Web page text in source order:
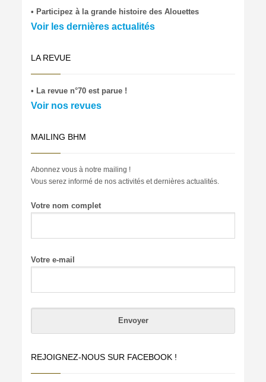
• Participez à la grande histoire des Alouettes
Voir les dernières actualités
LA REVUE
• La revue n°70 est parue !
Voir nos revues
MAILING BHM
Abonnez vous à notre mailing !
Vous serez informé de nos activités et dernières actualités.
Votre nom complet
Votre e-mail
REJOIGNEZ-NOUS SUR FACEBOOK !